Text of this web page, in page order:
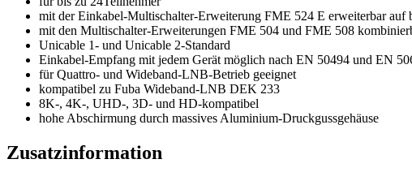
mit der Einkabel-Multischalter-Erweiterung FME 524 E erweiterbar auf
mit den Multischalter-Erweiterungen FME 504 und FME 508
Unicable 1- und Unicable 2-Standard
Einkabel-Empfang mit jedem Gerät möglich nach EN 50494 und EN
für Quattro- und Wideband-LNB-Betrieb geeignet
kompatibel zu Fuba Wideband-LNB DEK 233
8K-, 4K-, UHD-, 3D- und HD-kompatibel
hohe Abschirmung durch massives Aluminium-Druckgussgehäuse
Zusatzinformation